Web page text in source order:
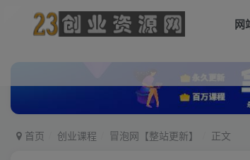
网
首页 创业课程 冒泡网【整站更新】 正文